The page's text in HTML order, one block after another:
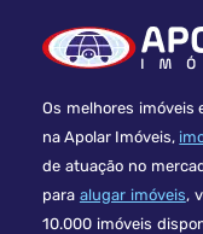
Os melhores imóveis
na Apolar Imóveis,
de atuação no
para alugar imóveis,
10.000 imóveis